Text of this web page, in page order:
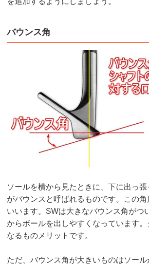
バウンス角
ソールを横から見たときに、下に出っ
がバウンスと呼ばれるものです。この角
いいます。SWは大きなバウンス角がつ
からボールを出しやすくなっています。
なるものメリットです。
ただ、バウンス角が大きいものはソー